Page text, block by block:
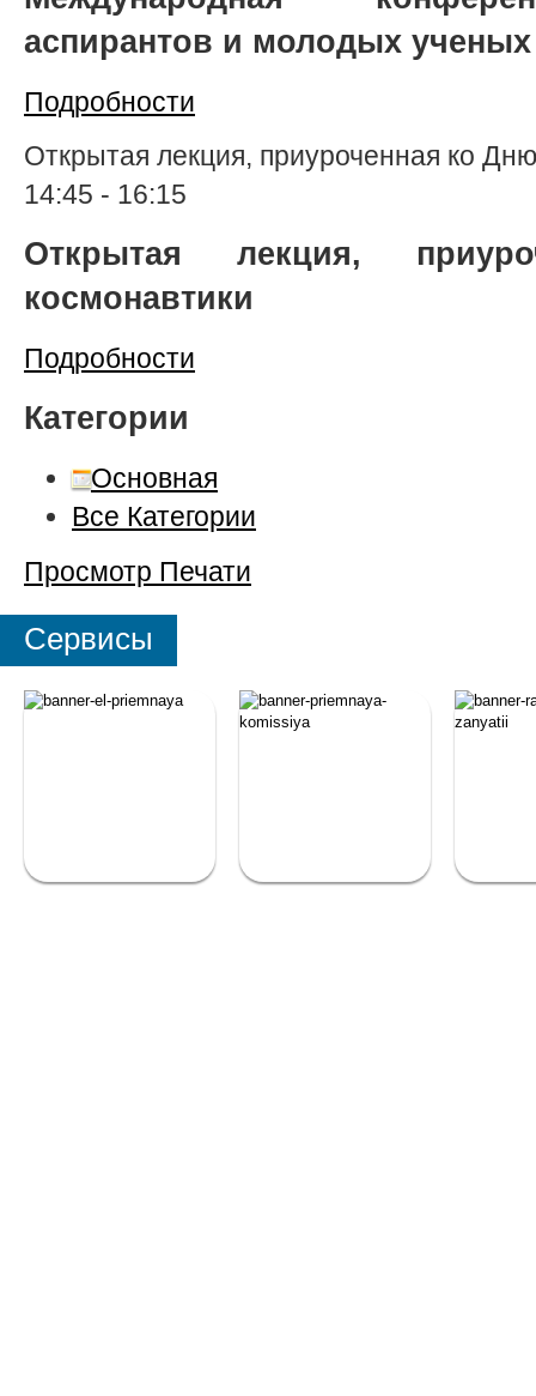
аспирантов и молодых
Подробности
Открытая лекция, приуроченная ко
14:45 - 16:15
Открытая лекция,
космонавтики
Подробности
Категории
Основная
Все Категории
Просмотр Печати
Сервисы